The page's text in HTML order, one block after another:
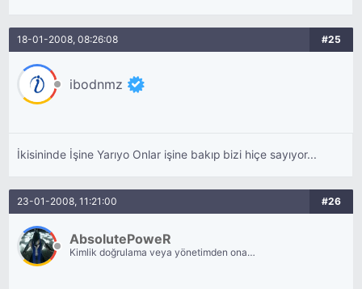
18-01-2008, 08:26:08 #25
ibodnmz
İkisininde İşine Yarıyo Onlar işine bakıp bizi hiçe sayıyor...
23-01-2008, 11:21:00 #26
AbsolutePoweR
Kimlik doğrulama veya yönetimden onay